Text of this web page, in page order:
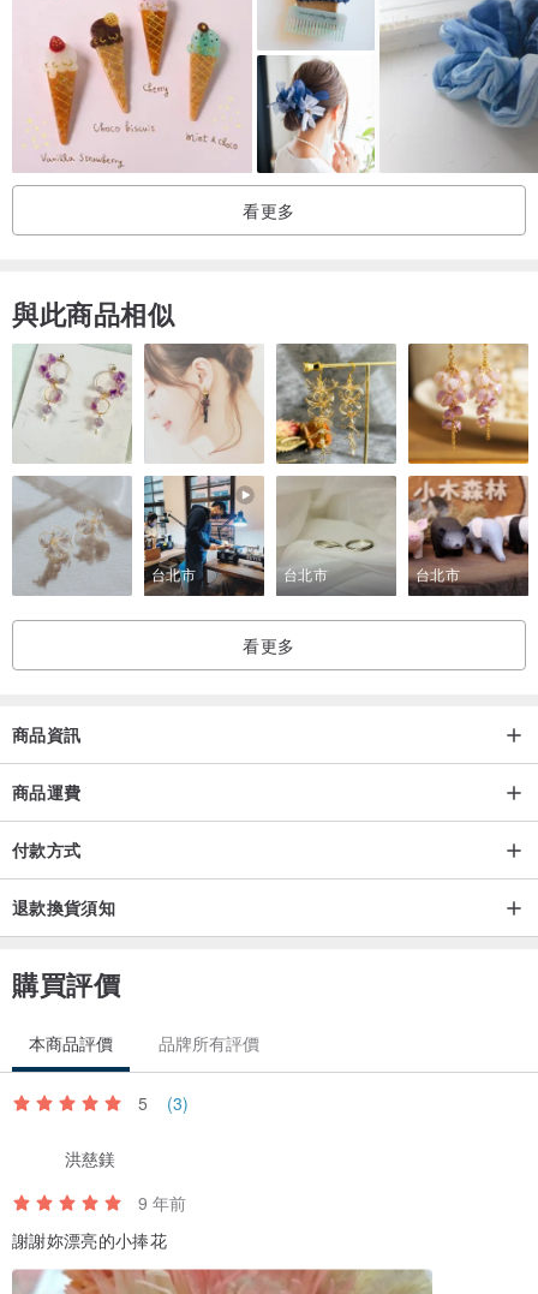
=設計師及品牌簡介=
手作、溫度、清新、誠意，只想讓你/妳能感受到。
產地/製造方式
台灣 手工製作
看更多
與此商品相似
台北市 台北市 台北市
看更多
商品資訊
商品運費
付款方式
退款換貨須知
購買評價
本商品評價 品牌所有評價
5 (3)
洪慈鎂
9 年前
謝謝妳漂亮的小捧花